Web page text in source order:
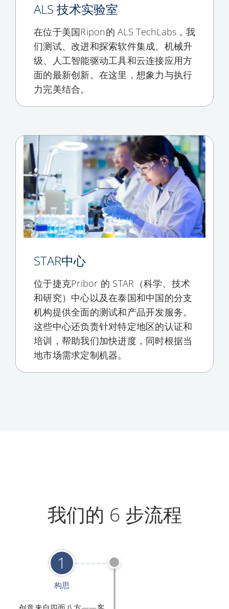
ALS 技术实验室
在位于美国Ripon的 ALS TechLabs，我
们测试、改进和探索软件集成、机械升
级、人工智能驱动工具和云连接应用方
面的最新创新。在这里，想象力与执行
力完美结合。
STAR中心
位于捷克Pribor 的 STAR（科学、技术
和研究）中心以及在泰国和中国的分支
机构提供全面的测试和产品开发服务。
这些中心还负责针对特定地区的认证和
培训，帮助我们加快进度，同时根据当
地市场需求定制机器。
我们的 6 步流程
1
构思